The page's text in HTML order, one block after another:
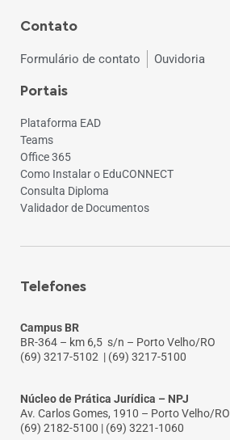
Contato
Formulário de contato Ouvidoria
Portais
Plataforma EAD
Teams
Office 365
Como Instalar o EduCONNECT
Consulta Diploma
Validador de Documentos
Telefones
Campus BR
BR-364 – km 6,5 s/n – Porto Velho/RO
(69) 3217-5102 | (69) 3217-5100
Núcleo de Prática Jurídica – NPJ
Av. Carlos Gomes, 1910 – Porto Velho/RO
(69) 2182-5100 | (69) 3221-1060